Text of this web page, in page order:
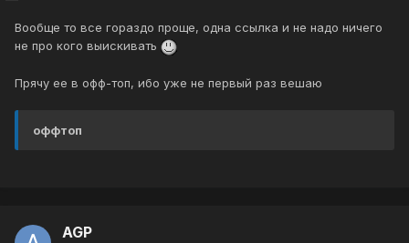
Вообще то все гораздо проще, одна ссылка и не надо ничего
не про кого выискивать
Прячу ее в офф-топ, ибо уже не первый раз вешаю
оффтоп
AGP